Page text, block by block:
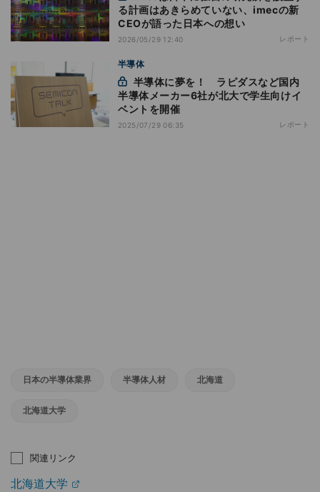
る計画はあきらめていない、imecの新
CEOが語った日本への想い
2026/05/29 12:40 レポート
半導体
半導体メーカー6社が北大で学生向けイ
ベントを開催
2025/07/29 06:35 レポート
日本の半導体業界 半導体人材 北海道
北海道大学
関連リンク
北海道大学